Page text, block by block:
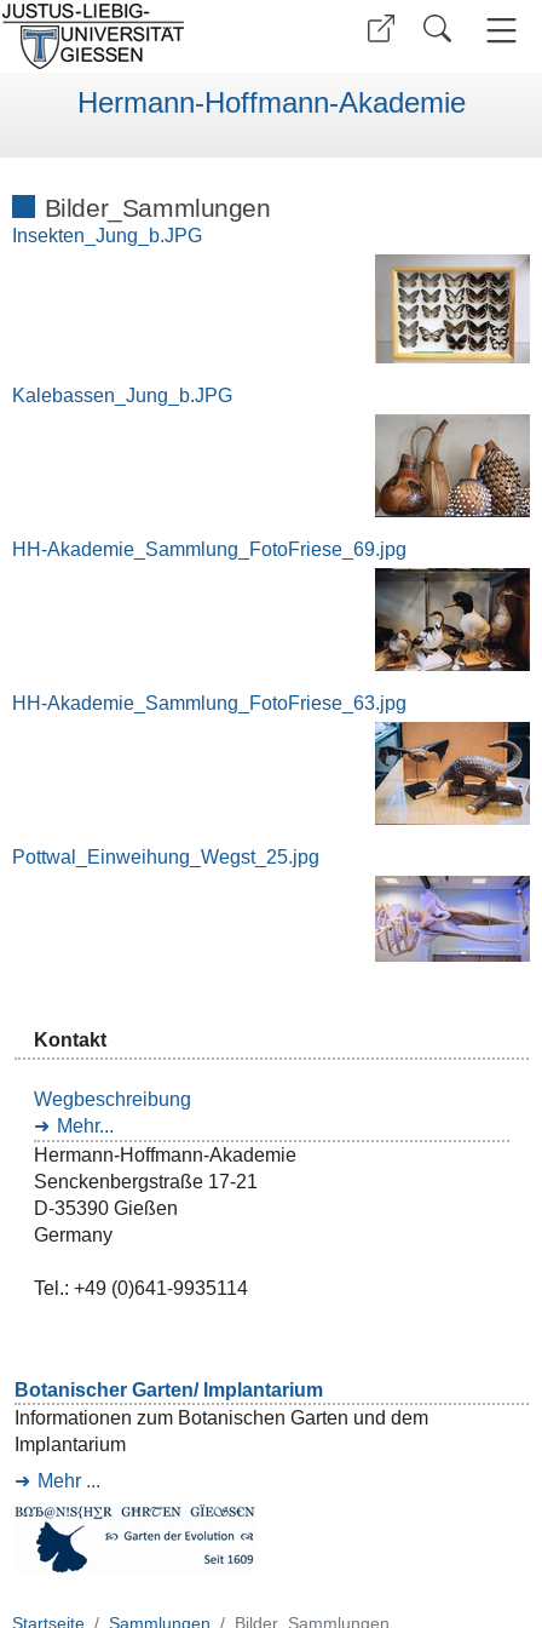
Hermann-Hoffmann-Akademie
Bilder_Sammlungen
Insekten_Jung_b.JPG
Kalebassen_Jung_b.JPG
HH-Akademie_Sammlung_FotoFriese_69.jpg
HH-Akademie_Sammlung_FotoFriese_63.jpg
Pottwal_Einweihung_Wegst_25.jpg
Kontakt
Wegbeschreibung
Mehr...
Hermann-Hoffmann-Akademie
Senckenbergstraße 17-21
D-35390 Gießen
Germany
Tel.: +49 (0)641-9935114
Botanischer Garten/ Implantarium
Informationen zum Botanischen Garten und dem
Implantarium
Mehr ...
Startseite Sammlungen Bilder_Sammlungen